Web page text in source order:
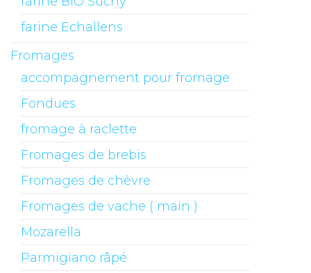
farine Echallens
Fromages
accompagnement pour fromage
Fondues
fromage à raclette
Fromages de brebis
Fromages de chèvre
Fromages de vache ( main )
Mozarella
Parmigiano râpé